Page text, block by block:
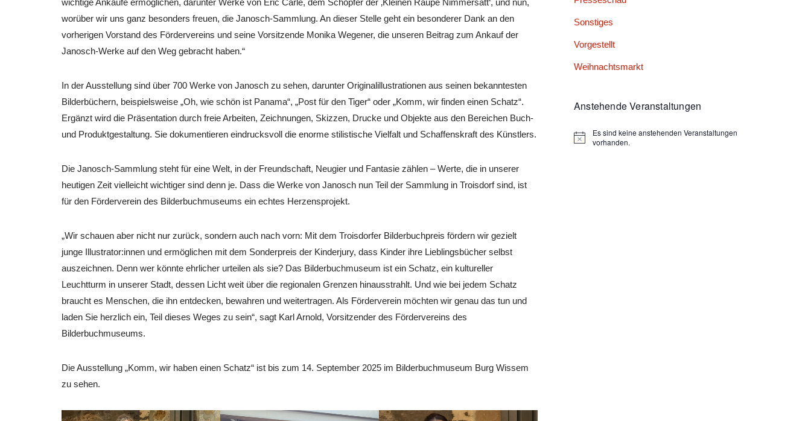
wichtige Ankäufe ermöglichen, darunter Werke von Eric Carle, dem Schöpfer der ‚Kleinen Raupe Nimmersatt‘, und nun,
worüber wir uns ganz besonders freuen, die Janosch-Sammlung. An dieser Stelle geht ein besonderer Dank an den
vorherigen Vorstand des Fördervereins und seine Vorsitzende Monika Wegener, die unseren Beitrag zum Ankauf der
Janosch-Werke auf den Weg gebracht haben.“
In der Ausstellung sind über 700 Werke von Janosch zu sehen, darunter Originalillustrationen aus seinen bekanntesten
Bilderbüchern, beispielsweise „Oh, wie schön ist Panama“, „Post für den Tiger“ oder „Komm, wir finden einen Schatz“.
Ergänzt wird die Präsentation durch freie Arbeiten, Zeichnungen, Skizzen, Drucke und Objekte aus den Bereichen Buch-
und Produktgestaltung. Sie dokumentieren eindrucksvoll die enorme stilistische Vielfalt und Schaffenskraft des Künstlers.
Die Janosch-Sammlung steht für eine Welt, in der Freundschaft, Neugier und Fantasie zählen – Werte, die in unserer
heutigen Zeit vielleicht wichtiger sind denn je. Dass die Werke von Janosch nun Teil der Sammlung in Troisdorf sind, ist
für den Förderverein des Bilderbuchmuseums ein echtes Herzensprojekt.
„Wir schauen aber nicht nur zurück, sondern auch nach vorn: Mit dem Troisdorfer Bilderbuchpreis fördern wir gezielt
junge Illustrator:innen und ermöglichen mit dem Sonderpreis der Kinderjury, dass Kinder ihre Lieblingsbücher selbst
auszeichnen. Denn wer könnte ehrlicher urteilen als sie? Das Bilderbuchmuseum ist ein Schatz, ein kultureller
Leuchtturm in unserer Stadt, dessen Licht weit über die regionalen Grenzen hinausstrahlt. Und wie bei jedem Schatz
braucht es Menschen, die ihn entdecken, bewahren und weitertragen. Als Förderverein möchten wir genau das tun und
laden Sie herzlich ein, Teil dieses Weges zu sein“, sagt Karl Arnold, Vorsitzender des Fördervereins des
Bilderbuchmuseums.
Die Ausstellung „Komm, wir haben einen Schatz“ ist bis zum 14. September 2025 im Bilderbuchmuseum Burg Wissem
zu sehen.
Sonstiges
Vorgestellt
Weihnachtsmarkt
Anstehende Veranstaltungen
Hinweis
Es sind keine anstehenden Veranstaltungen
vorhanden.